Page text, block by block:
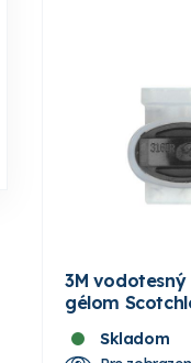
3M
gélom
Skladom